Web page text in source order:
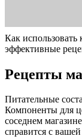
Как использовать
эффективные
Рецепты
Питательные
Компоненты для
соседнем
справится с